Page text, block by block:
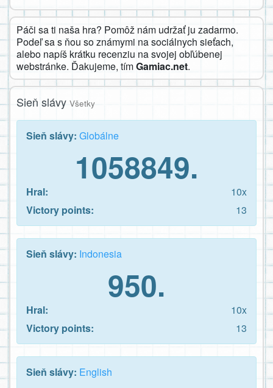
Páči sa ti naša hra? Pomôž nám udržať ju zadarmo.
Podeľ sa s ňou so známymi na sociálnych sieťach,
alebo napíš krátku recenziu na svojej obľúbenej
webstránke. Ďakujeme, tímGamiac.net.
Sieň slávy Všetky
Sieň slávy: Globálne
1058849.
Hral:
10x
Victory points:
13
Sieň slávy: Indonesia
950.
Hral:
10x
Victory points:
13
Sieň slávy: English